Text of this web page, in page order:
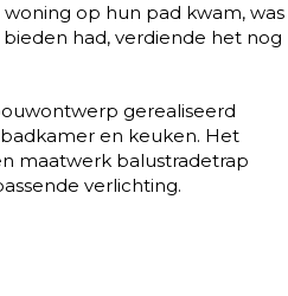
op hun pad kwam, was
had, verdiende het nog
gerealiseerd
en keuken. Het
maatwerk balustradetrap
verlichting.